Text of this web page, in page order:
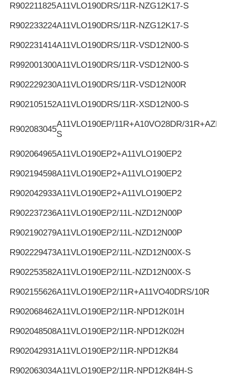
R902211825A11VLO190DRS/11R-NZG12K17-S
R902233224A11VLO190DRS/11R-NZG12K17-S
R902231414A11VLO190DRS/11R-VSD12N00-S
R992001300A11VLO190DRS/11R-VSD12N00-S
R902229230A11VLO190DRS/11R-VSD12N00R
R902105152A11VLO190DRS/11R-XSD12N00-S
R902083045
A11VLO190EP/11R+A10VO28DR/
S
R902064965A11VLO190EP2+A11VLO190EP2
R902194598A11VLO190EP2+A11VLO190EP2
R902042933A11VLO190EP2+A11VLO190EP2
R902237236A11VLO190EP2/11L-NZD12N00P
R902190279A11VLO190EP2/11L-NZD12N00P
R902229473A11VLO190EP2/11L-NZD12N00X-S
R902253582A11VLO190EP2/11L-NZD12N00X-S
R902155626A11VLO190EP2/11R+A11VO40DRS/10R
R902068462A11VLO190EP2/11R-NPD12K01H
R902048508A11VLO190EP2/11R-NPD12K02H
R902042931A11VLO190EP2/11R-NPD12K84
R902063034A11VLO190EP2/11R-NPD12K84H-S